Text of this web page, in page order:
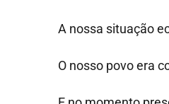
A nossa situação
O nosso povo era